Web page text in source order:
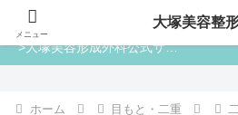
大塚美容整
>大塚美容形成外科公式サイト
ホーム 目もと・二重
メニュー
大塚美容整